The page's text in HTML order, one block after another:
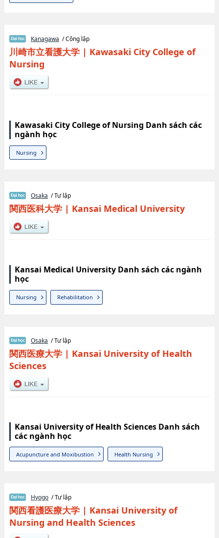
Kanagawa / Công lập
川崎市立看護大学| Kawasaki City College of
Nursing
Kawasaki City College of Nursing Danh sách các
ngành học
Nursing
Osaka / Tư lập
関西医科大学| Kansai Medical University
Kansai Medical University Danh sách các ngành
học
Nursing Rehabilitation
Osaka / Tư lập
関西医療大学| Kansai University of Health
Sciences
Kansai University of Health Sciences Danh sách
các ngành học
Acupuncture and Moxibustion Health Nursing
Hyogo / Tư lập
関西看護医療大学| Kansai University of
Nursing and Health Sciences